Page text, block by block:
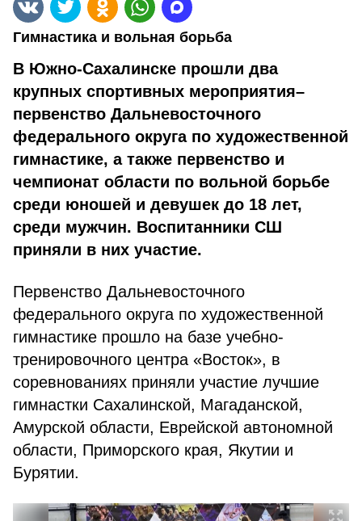
Гимнастика и вольная борьба
В Южно-Сахалинске прошли два
крупных спортивных мероприятия–
первенство Дальневосточного
федерального округа по художественной
гимнастике, а также первенство и
чемпионат области по вольной борьбе
среди юношей и девушек до 18 лет,
среди мужчин. Воспитанники СШ
приняли в них участие.
Первенство Дальневосточного
федерального округа по художественной
гимнастике прошло на базе учебно-
тренировочного центра «Восток», в
соревнованиях приняли участие лучшие
гимнастки Сахалинской, Магаданской,
Амурской области, Еврейской автономной
области, Приморского края, Якутии и
Бурятии.